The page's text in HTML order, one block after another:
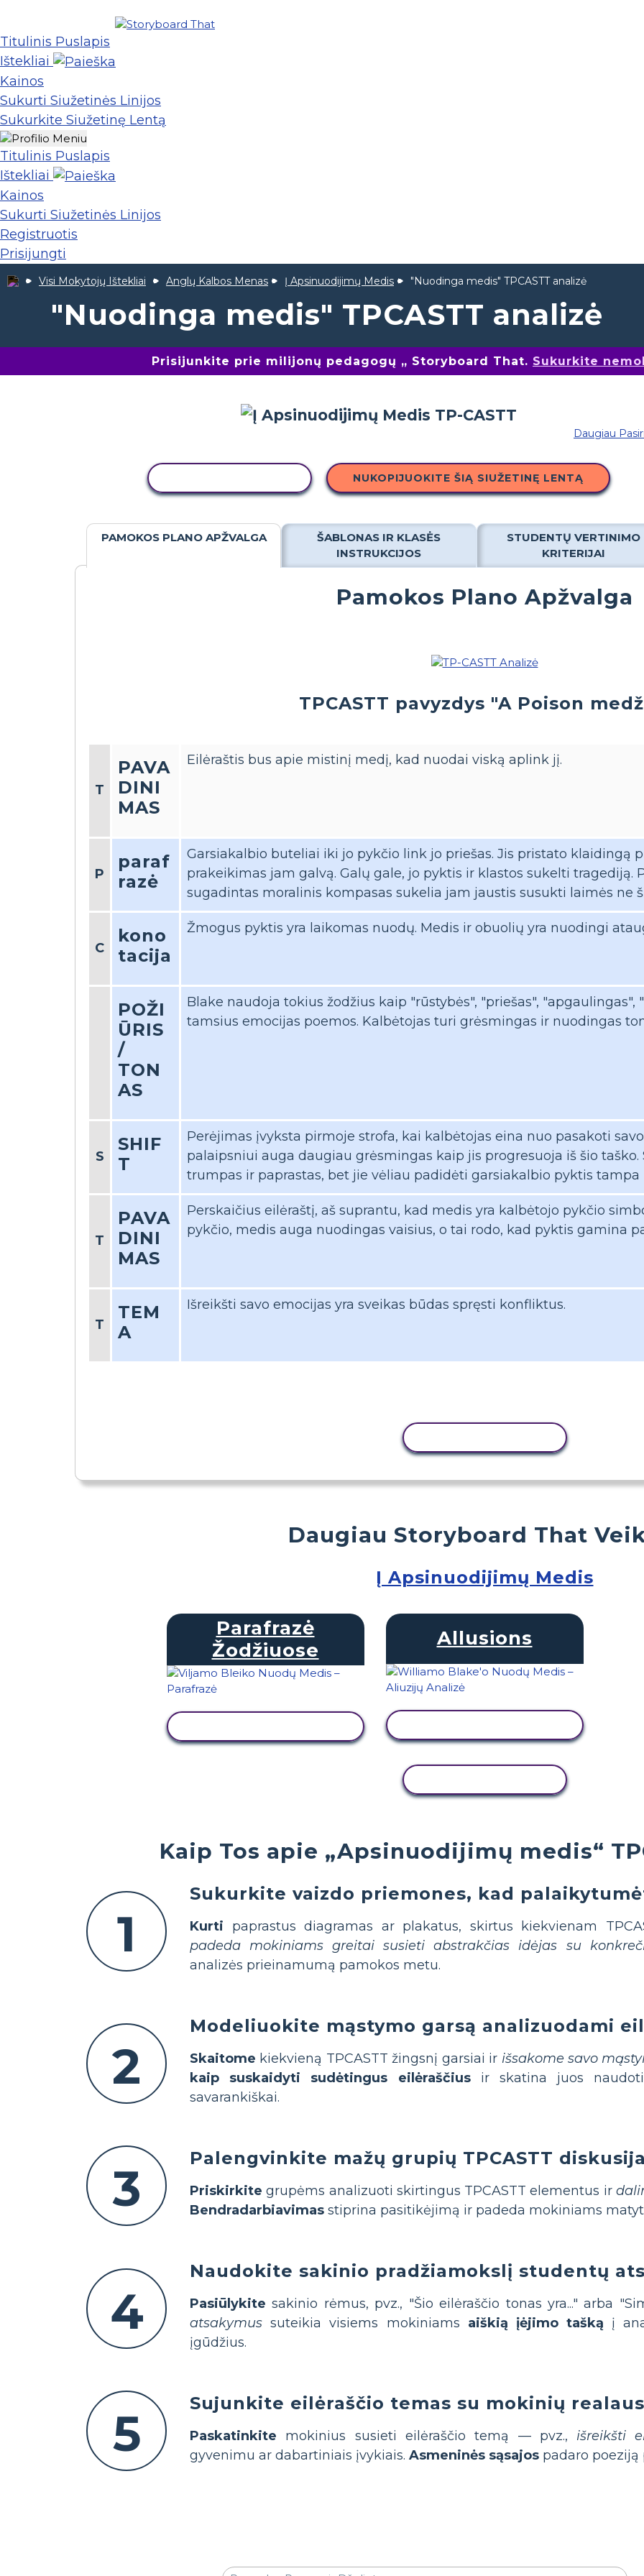
Titulinis Puslapis
Ištekliai
Kainos
Sukurti Siužetinės Linijos
Sukurkite Siužetinę Lentą
Titulinis Puslapis
Ištekliai
Kainos
Sukurti Siužetinės Linijos
Registruotis
Prisijungti
Visi Mokytojų Ištekliai Anglų Kalbos Menas Į Apsinuodijimų Medis "Nuodinga medis" TPCASTT analizė
"Nuodinga medis" TPCASTT analizė
Prisijunkite prie milijonų pedagogų „ Storyboard That. Sukurkite
Daugiau
NUKOPIJUOKITE ŠIĄ SIUŽETINĘ LENTĄ
PAMOKOS PLANO APŽVALGA
ŠABLONAS IR KLASĖS
INSTRUKCIJOS
STUDENTŲ VERTINIMO
KRITERIJAI
Pamokos Plano Apžvalga
TPCASTT pavyzdys "A Poison
T
PAVA
DINI
MAS
Eilėraštis bus apie mistinį medį, kad nuodai viską aplink jį.
P
paraf
razė
Garsiakalbio buteliai iki jo pykčio link jo priešas. Jis pristato klaidingą
prakeikimas jam galvą. Galų gale, jo pyktis ir klastos sukelti tragediją.
sugadintas moralinis kompasas sukelia jam jaustis susukti laimės ne
C
kono
tacija
Žmogus pyktis yra laikomas nuodų. Medis ir obuolių yra nuodingi
POŽI
ŪRIS
/
TON
AS
Blake naudoja tokius žodžius kaip "rūstybės", "priešas",
tamsius emocijas poemos. Kalbėtojas turi grėsmingas ir nuodingas
S
SHIF
T
Perėjimas įvyksta pirmoje strofa, kai kalbėtojas eina nuo pasakoti
palaipsniui auga daugiau grėsmingas kaip jis progresuoja iš šio
trumpas ir paprastas, bet jie vėliau padidėti garsiakalbio pyktis tampa
T
PAVA
DINI
MAS
Perskaičius eilėraštį, aš suprantu, kad medis yra kalbėtojo pykčio
pykčio, medis auga nuodingas vaisius, o tai rodo, kad pyktis gamina
T
TEM
A
Išreikšti savo emocijas yra sveikas būdas spręsti konfliktus.
Kaip Tos apie „Apsinuodijimų medis“
1
Sukurkite vaizdo priemones, kad
Kurti paprastus diagramas ar plakatus, skirtus kiekvienam
padeda mokiniams greitai susieti abstrakčias idėjas su
analizės prieinamumą pamokos metu.
2
Modeliuokite mąstymo garsą analizuodami
Skaitome kiekvieną TPCASTT žingsnį garsiai ir išsakome savo
kaip suskaidyti sudėtingus eilėraščiusir skatina juos
savarankiškai.
3
Palengvinkite mažų grupių TPCASTT
Priskirkite grupėms analizuoti skirtingus TPCASTT elementus ir
Bendradarbiavimas stiprina pasitikėjimą ir padeda mokiniams
4
Naudokite sakinio pradžiamokslį studentų
Pasiūlykite sakinio rėmus, pvz., "Šio eilėraščio tonas yra..." arba
atsakymus suteikia visiems mokiniams aiškią įėjimo tašką į
įgūdžius.
5
Sujunkite eilėraščio temas su mokinių
Paskatinkite mokinius susieti eilėraščio temą — pvz., išreikšti
gyvenimu ar dabartiniais įvykiais. Asmeninės sąsajos padaro
Daugiau Storyboard That
Į Apsinuodijimų Medis
Parafrazė
Žodžiuose
Allusions